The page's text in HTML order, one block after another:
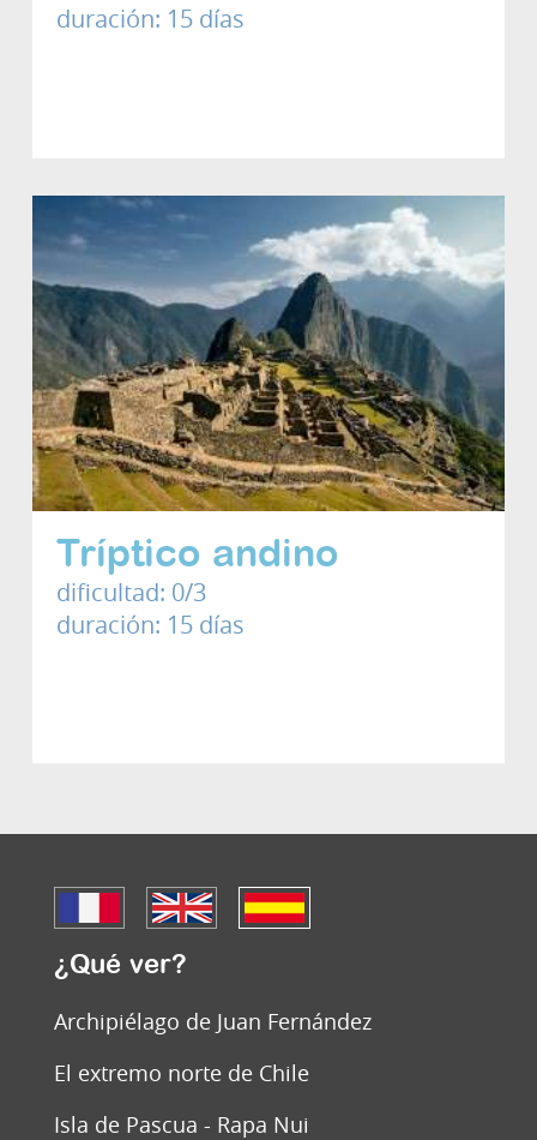
duración: 15 días
Tríptico andino
dificultad: 0/3
duración: 15 días
¿Qué ver?
Archipiélago de Juan Fernández
El extremo norte de Chile
Isla de Pascua - Rapa Nui